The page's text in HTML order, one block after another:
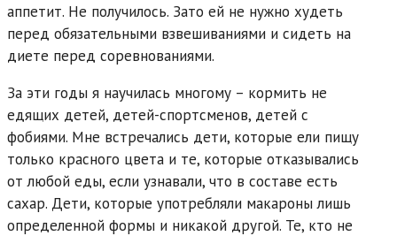
аппетит. Не получилось. Зато ей не нужно худеть
перед обязательными взвешиваниями и сидеть на
диете перед соревнованиями.
За эти годы я научилась многому – кормить не
едящих детей, детей-спортсменов, детей с
фобиями. Мне встречались дети, которые ели пищу
только красного цвета и те, которые отказывались
от любой еды, если узнавали, что в составе есть
сахар. Дети, которые употребляли макароны лишь
определенной формы и никакой другой. Те, кто не